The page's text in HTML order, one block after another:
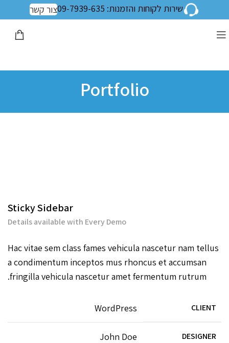
שירות לקוחות והזמנות: 09-7939-635 צור קשר
Portfolio
Sticky Sidebar
Details available with Every Demo
Hac vitae sem class fames vehicula nascetur nam tellus
a condimentum inceptos mus rhoncus et accumsan
fringilla vehicula nascetur amet fermentum rutrum.
CLIENT
WordPress
DESIGNER
John Doe